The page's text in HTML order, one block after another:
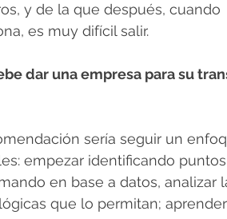
y de la que después, cuando
es muy difícil salir.
dar una empresa para su
sería seguir un
empezar identificando
en base a datos, analizar
que lo permitan;